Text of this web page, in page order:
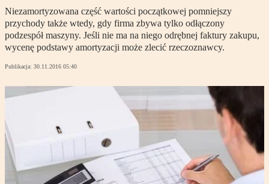
Niezamortyzowana część wartości początkowej pomniejszy
przychody także wtedy, gdy firma zbywa tylko odłączony
podzespół maszyny. Jeśli nie ma na niego odrębnej faktury zakupu,
wycenę podstawy amortyzacji może zlecić rzeczoznawcy.
Publikacja: 30.11.2016 05:40